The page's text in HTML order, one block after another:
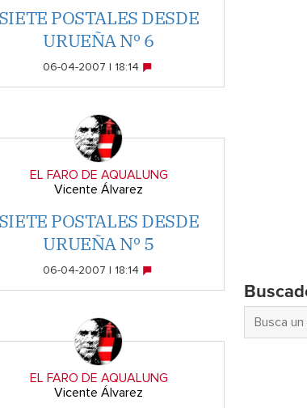
SIETE POSTALES DESDE
URUEÑA Nº 6
06-04-2007 | 18:14
EL FARO DE AQUALUNG
Vicente Álvarez
SIETE POSTALES DESDE
URUEÑA Nº 5
06-04-2007 | 18:14
EL FARO DE AQUALUNG
Vicente Álvarez